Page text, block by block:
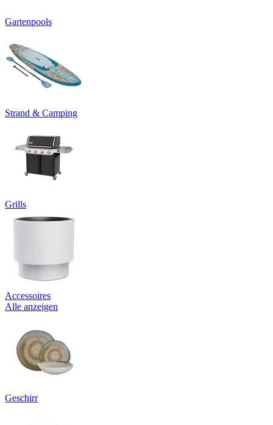
Gartenpools
Strand & Camping
Grills
Accessoires
Alle anzeigen
Geschirr